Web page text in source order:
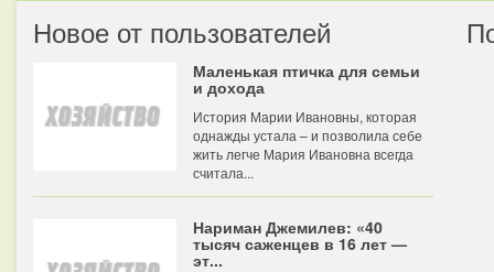
Новое от пользователей
Маленькая птичка для семьи
и дохода
История Марии Ивановны, которая
однажды устала – и позволила себе
жить легче Мария Ивановна всегда
считала...
Нариман Джемилев: «40
тысяч саженцев в 16 лет —
эт...